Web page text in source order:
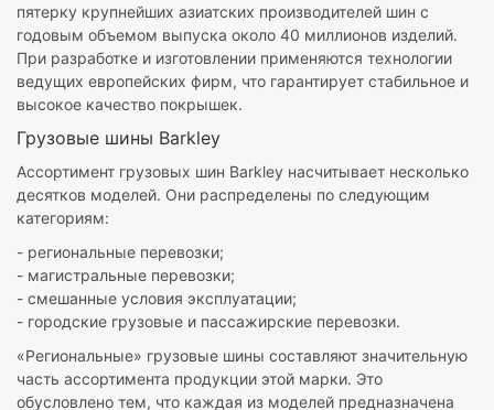
пятерку крупнейших азиатских производителей шин с
годовым объемом выпуска около 40 миллионов изделий.
При разработке и изготовлении применяются технологии
ведущих европейских фирм, что гарантирует стабильное и
высокое качество покрышек.
Грузовые шины Barkley
Ассортимент грузовых шин Barkley насчитывает несколько
десятков моделей. Они распределены по следующим
категориям:
- региональные перевозки;
- магистральные перевозки;
- смешанные условия эксплуатации;
- городские грузовые и пассажирские перевозки.
«Региональные» грузовые шины составляют значительную
часть ассортимента продукции этой марки. Это
обусловлено тем, что каждая из моделей предназначена